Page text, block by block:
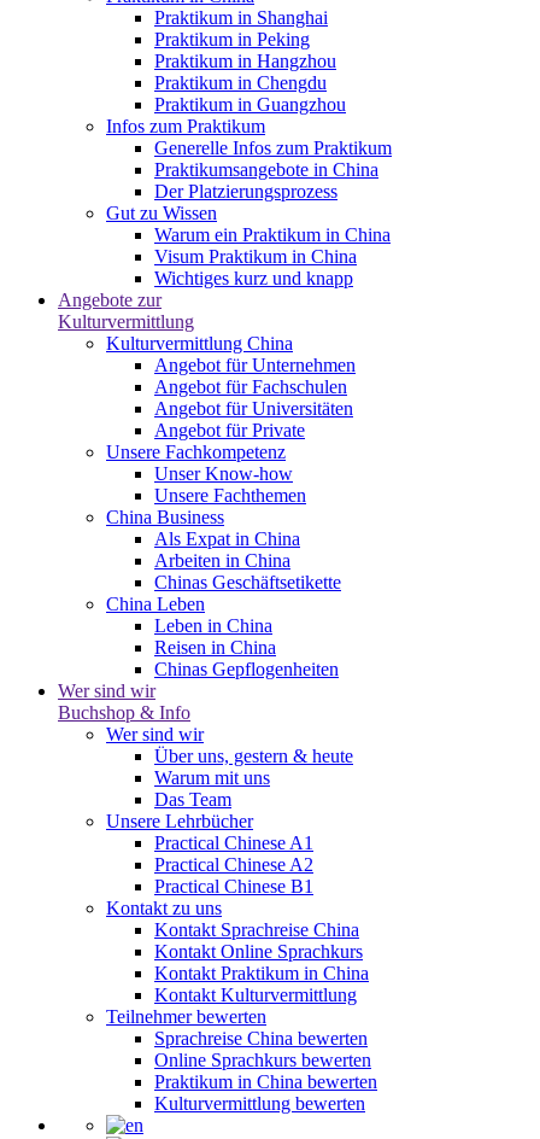
Praktikum in Shanghai
Praktikum in Peking
Praktikum in Hangzhou
Praktikum in Chengdu
Praktikum in Guangzhou
Infos zum Praktikum
Generelle Infos zum Praktikum
Praktikumsangebote in China
Der Platzierungsprozess
Gut zu Wissen
Warum ein Praktikum in China
Visum Praktikum in China
Wichtiges kurz und knapp
Angebote zur
Kulturvermittlung
Kulturvermittlung China
Angebot für Unternehmen
Angebot für Fachschulen
Angebot für Universitäten
Angebot für Private
Unsere Fachkompetenz
Unser Know-how
Unsere Fachthemen
China Business
Als Expat in China
Arbeiten in China
Chinas Geschäftsetikette
China Leben
Leben in China
Reisen in China
Chinas Gepflogenheiten
Wer sind wir
Buchshop & Info
Wer sind wir
Über uns, gestern & heute
Warum mit uns
Das Team
Unsere Lehrbücher
Practical Chinese A1
Practical Chinese A2
Practical Chinese B1
Kontakt zu uns
Kontakt Sprachreise China
Kontakt Online Sprachkurs
Kontakt Praktikum in China
Kontakt Kulturvermittlung
Teilnehmer bewerten
Sprachreise China bewerten
Online Sprachkurs bewerten
Praktikum in China bewerten
Kulturvermittlung bewerten